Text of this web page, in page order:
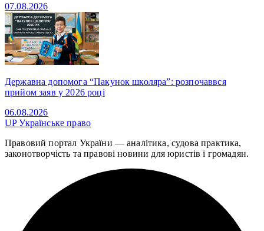
07.08.2026
Державна допомога “Пакунок школяра”: розпочаввся
прийом заяв у 2026 році
06.08.2026
UPУкраїнське право
Правовий портал України — аналітика, судова практика,
законотворчість та правові новини для юристів і громадян.